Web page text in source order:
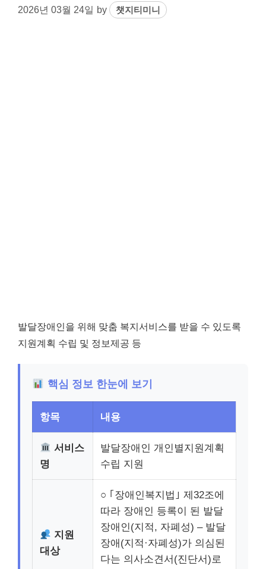
2026년 03월 24일 by 챗지티미니
발달장애인을 위해 맞춤 복지서비스를 받을 수 있도록
지원계획 수립 및 정보제공 등
핵심 정보 한눈에 보기
항목 내용
서비스
명
발달장애인 개인별지원계획
수립 지원
지원
대상
○ ｢장애인복지법｣ 제32조에
따라 장애인 등록이 된 발달
장애인(지적, 자폐성) – 발달
장애(지적·자폐성)가 의심된
다는 의사소견서(진단서)로